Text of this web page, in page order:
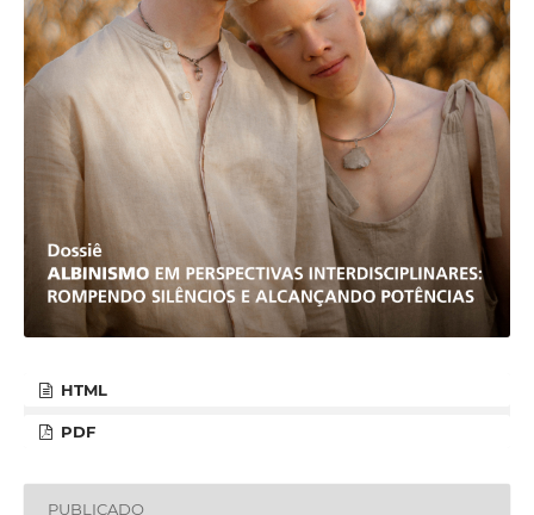
HTML
PDF
PUBLICADO